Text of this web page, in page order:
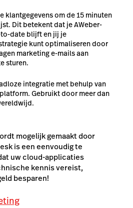
klantgegevens om de 15 minuten
Dit betekent dat je AWeber-
date blijft en jij je
kunt optimaliseren door
marketing e-mails aan
sturen.
integratie met behulp van
Gebruikt door meer dan
mogelijk gemaakt door
is een eenvoudig te
uw cloud-applicaties
kennis vereist,
besparen!